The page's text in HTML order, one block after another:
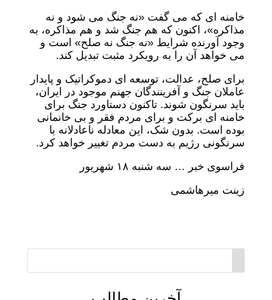
خامنه ای که می گفت «نه جنگ می شود و نه
مذاکره»، اکنون که هم جنگ شد و هم مذاکره، به
وجود آورنده شرایط «نه جنگ نه صلح» است و
می خواهد آن را به رویکرد مثبت تبدیل کند.
برای صلح، عدالت، توسعه ای دموکراتیک و پایدار
عاملان جنگ و آفرینندگان جهنم موجود در ایران،
باید سرنگون شوند. تاکنون دستاورد جنگ برای
خامنه ای برکت و برای مردم فقر و بی خانمانی
بوده است. بدون شک، این معادله ناعادلانه با
سرنگونی رژیم به دست مردم تغییر خواهد کرد.
فراسوی خبر … سه شنبه ۱۸ شهریور
زینت میرهاشمی